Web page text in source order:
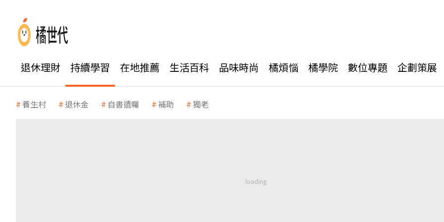
退休理財 持續學習 在地推薦 生活百科 品味時尚 橘煩惱 橘學院 數位專題 企劃策展
養生村 退休金 自書遺囑 補助 獨老